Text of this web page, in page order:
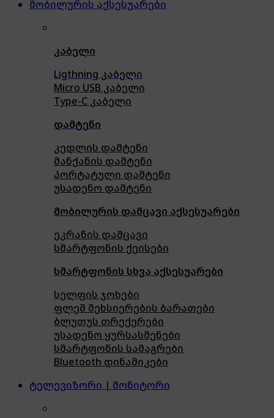
მობილურის აქსესუარები
კაბელი
Ligthning კაბელი
Micro USB კაბელი
Type-C კაბელი
დამტენი
კედლის დამტენი
მანქანის დამტენი
პორტატული დამტენი
უსადენო დამტენი
მობილურის დამცავი აქსესუარები
ეკრანის დამცავი
სმარტფონის ქეისები
სმარტფონის სხვა აქსესუარები
სელფის ჯოხები
ფლეშ მეხსიერების ბარათები
ბლუთუს თრექერები
უსადენო ყურსასმენები
სმარტფონის სამაგრები
Bluetooth დინამიკები
ტელევიზორი | მონიტორი